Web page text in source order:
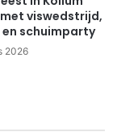
viswedstrijd,
en schuimparty
2026